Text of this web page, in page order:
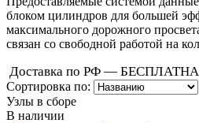
блоком цилиндров для большей
максимального дорожного
связан со свободной работой на
Доставка по РФ —
Сортировка по:
Узлы в сборе
В наличии